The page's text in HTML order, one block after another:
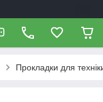
Прокладки для